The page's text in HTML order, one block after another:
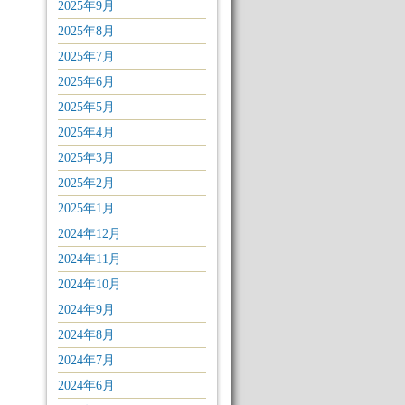
2025年9月
2025年8月
2025年7月
2025年6月
2025年5月
2025年4月
2025年3月
2025年2月
2025年1月
2024年12月
2024年11月
2024年10月
2024年9月
2024年8月
2024年7月
2024年6月